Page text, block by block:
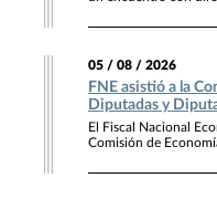
05 / 08 / 2026
FNE asistió a la
Diputadas y
El Fiscal Nacional
Comisión de